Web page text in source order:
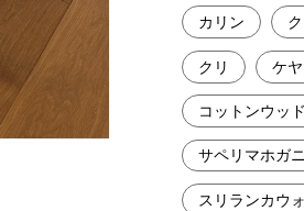
カリン
クリ ケ
コットンウッド
サペリマホガ
スリランカウ